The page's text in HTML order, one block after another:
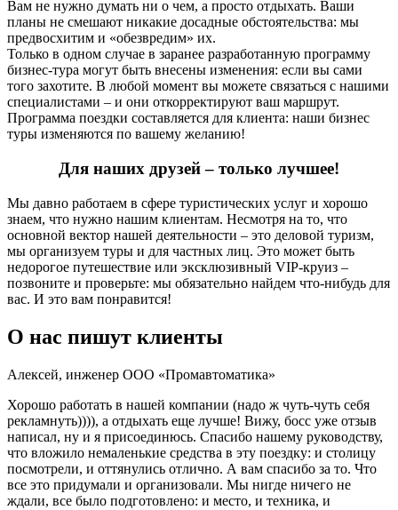
Вам не нужно думать ни о чем, а просто отдыхать. Ваши
планы не смешают никакие досадные обстоятельства: мы
предвосхитим и «обезвредим» их.
Только в одном случае в заранее разработанную программу
бизнес-тура могут быть внесены изменения: если вы сами
того захотите. В любой момент вы можете связаться с нашими
специалистами – и они откорректируют ваш маршрут.
Программа поездки составляется для клиента: наши бизнес
туры изменяются по вашему желанию!
Для наших друзей – только лучшее!
Мы давно работаем в сфере туристических услуг и хорошо
знаем, что нужно нашим клиентам. Несмотря на то, что
основной вектор нашей деятельности – это деловой туризм,
мы организуем туры и для частных лиц. Это может быть
недорогое путешествие или эксклюзивный VIP-круиз –
позвоните и проверьте: мы обязательно найдем что-нибудь для
вас. И это вам понравится!
О нас пишут клиенты
Алексей, инженер ООО «Промавтоматика»
Хорошо работать в нашей компании (надо ж чуть-чуть себя
рекламнуть)))), а отдыхать еще лучше! Вижу, босс уже отзыв
написал, ну и я присоединюсь. Спасибо нашему руководству,
что вложило немаленькие средства в эту поездку: и столицу
посмотрели, и оттянулись отлично. А вам спасибо за то. Что
все это придумали и организовали. Мы нигде ничего не
ждали, все было подготовлено: и место, и техника, и